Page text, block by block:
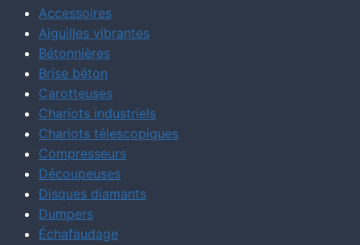
Accessoires
Aiguilles vibrantes
Bétonnières
Brise béton
Carotteuses
Chariots industriels
Chariots télescopiques
Compresseurs
Découpeuses
Disques diamants
Dumpers
Échafaudage